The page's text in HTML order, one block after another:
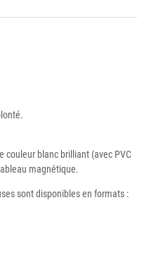
couleur blanc brilliant (avec PVC
magnétique.
sont disponibles en formats :